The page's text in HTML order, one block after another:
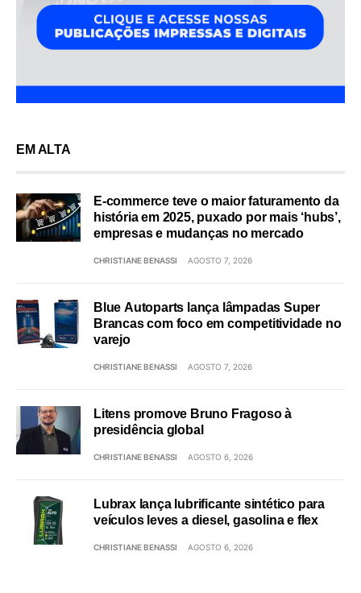
EM ALTA
E-commerce teve o maior faturamento da
história em 2025, puxado por mais ‘hubs’,
empresas e mudanças no mercado
CHRISTIANE BENASSI AGOSTO 7, 2026
Blue Autoparts lança lâmpadas Super
Brancas com foco em competitividade no
varejo
CHRISTIANE BENASSI AGOSTO 7, 2026
Litens promove Bruno Fragoso à
presidência global
CHRISTIANE BENASSI AGOSTO 6, 2026
Lubrax lança lubrificante sintético para
veículos leves a diesel, gasolina e flex
CHRISTIANE BENASSI AGOSTO 6, 2026